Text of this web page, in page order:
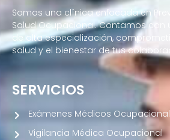
Somos una clínica enfocada en
Salud Ocupacional. Contamos con
de alta especialización,
salud y el bienestar de tus
SERVICIOS
Exámenes Médicos
Vigilancia Médica Ocupacional